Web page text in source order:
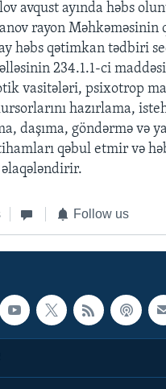
avqust ayında həbs
rayon Məhkəməsinin
həbs qətimkan tədbiri
234.1.1-ci
vasitələri, psixotrop
hazırlama,
daşıma, göndərmə və
qəbul etmir və
Follow us